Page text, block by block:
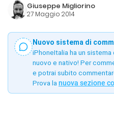
Giuseppe Migliorino
27 Maggio 2014
Nuovo sistema di
iPhoneItalia ha un
nuovo e nativo! Per
e potrai subito
Prova la nuova sezione